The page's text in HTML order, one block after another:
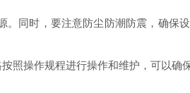
时，要注意防尘防潮防震，确保
操作规程进行操作和维护，可以确